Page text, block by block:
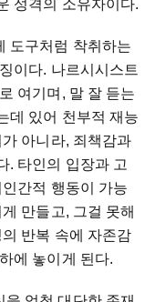
성격의 소유자이다.
도구처럼 착취하는
이다. 나르시시스트
여기며, 말 잘 듣는
데 있어 천부적 재능
아니라, 죄책감과
. 타인의 입장과 고
간적 행동이 가능
만들고, 그걸 못해
반복 속에 자존감
에 놓이게 된다.